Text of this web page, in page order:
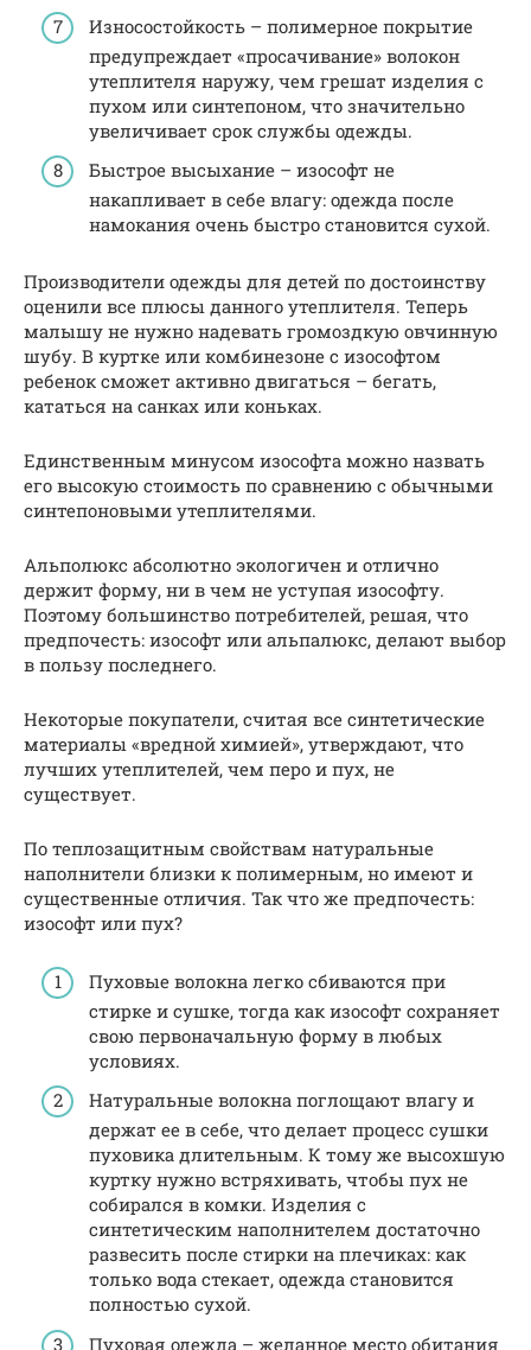
Износостойкость – полимерное покрытие
предупреждает «просачивание» волокон
утеплителя наружу, чем грешат изделия с
пухом или синтепоном, что значительно
увеличивает срок службы одежды.
Быстрое высыхание – изософт не
накапливает в себе влагу: одежда после
намокания очень быстро становится сухой.
Производители одежды для детей по достоинству
оценили все плюсы данного утеплителя. Теперь
малышу не нужно надевать громоздкую овчинную
шубу. В куртке или комбинезоне с изософтом
ребенок сможет активно двигаться – бегать,
кататься на санках или коньках.
Единственным минусом изософта можно назвать
его высокую стоимость по сравнению с обычными
синтепоновыми утеплителями.
Альполюкс абсолютно экологичен и отлично
держит форму, ни в чем не уступая изософту.
Поэтому большинство потребителей, решая, что
предпочесть: изософт или альпалюкс, делают выбор
в пользу последнего.
Некоторые покупатели, считая все синтетические
материалы «вредной химией», утверждают, что
лучших утеплителей, чем перо и пух, не
существует.
По теплозащитным свойствам натуральные
наполнители близки к полимерным, но имеют и
существенные отличия. Так что же предпочесть:
изософт или пух?
Пуховые волокна легко сбиваются при
стирке и сушке, тогда как изософт сохраняет
свою первоначальную форму в любых
условиях.
Натуральные волокна поглощают влагу и
держат ее в себе, что делает процесс сушки
пуховика длительным. К тому же высохшую
куртку нужно встряхивать, чтобы пух не
собирался в комки. Изделия с
синтетическим наполнителем достаточно
развесить после стирки на плечиках: как
только вода стекает, одежда становится
полностью сухой.
Пуховая одежда – желанное место обитания